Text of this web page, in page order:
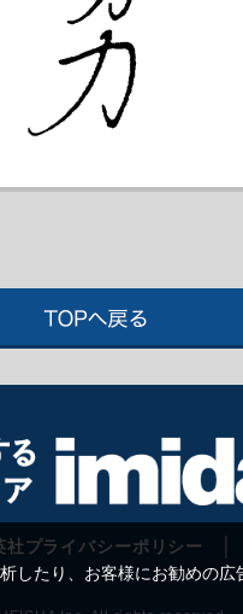
社プライバシーポリシー
したり、お客様にお勧めの